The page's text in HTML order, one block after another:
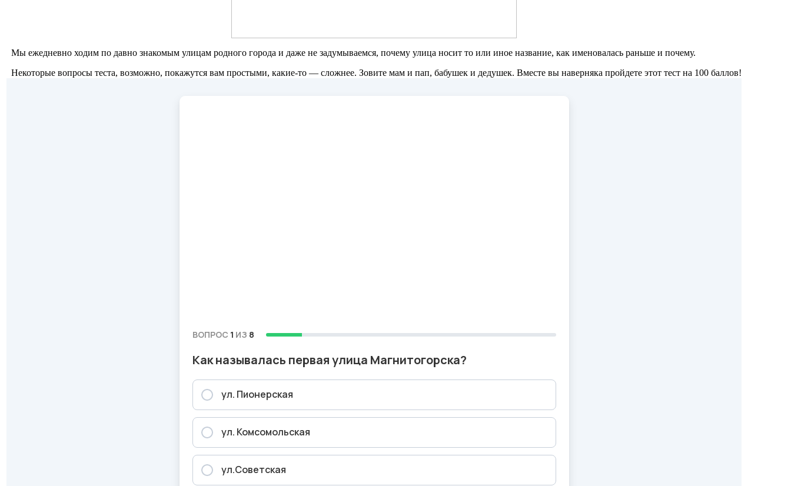
Мы ежедневно ходим по давно знакомым улицам родного города и даже не задумываемся, почему улица носит то или иное название, как именовалась раньше и почему.
Некоторые вопросы теста, возможно, покажутся вам простыми, какие-то — сложнее. Зовите мам и пап, бабушек и дедушек. Вместе вы наверняка пройдете этот тест на 100 баллов!